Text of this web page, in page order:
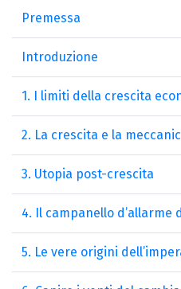
Premessa
Introduzione
1. I limiti della crescita
2. La crescita e la
3. Utopia post-crescita
4. Il campanello d’allarme
5. Le vere origini